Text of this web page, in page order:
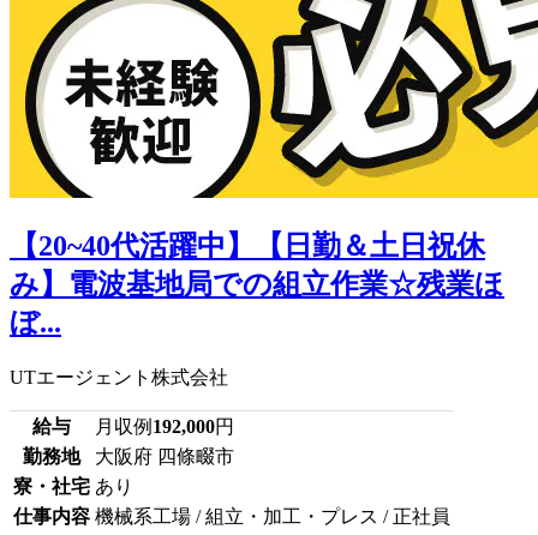
【20~40代活躍中】【日勤＆土日祝休
み】電波基地局での組立作業☆残業ほ
ぼ...
UTエージェント株式会社
給与 月収例 192,000円
勤務地
大阪府 四條畷市
寮・社宅 あり
仕事内容 機械系工場 / 組立・加工・プレス / 正社員